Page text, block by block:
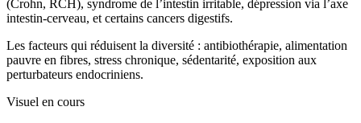
(Crohn, RCH), syndrome de l’intestin irritable, dépression via l’axe
intestin-cerveau, et certains cancers digestifs.
Les facteurs qui réduisent la diversité : antibiothérapie, alimentation
pauvre en fibres, stress chronique, sédentarité, exposition aux
perturbateurs endocriniens.
Visuel en cours